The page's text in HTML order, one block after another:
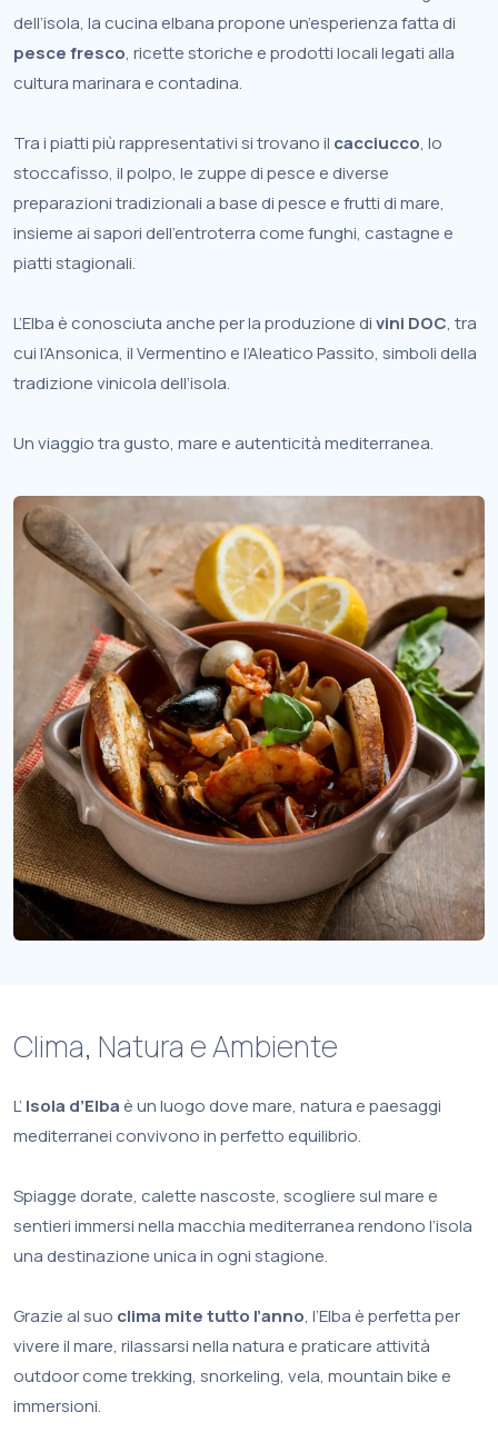
dell’isola, la cucina elbana propone un’esperienza fatta di
pesce fresco, ricette storiche e prodotti locali legati alla
cultura marinara e contadina.
Tra i piatti più rappresentativi si trovano il cacciucco, lo
stoccafisso, il polpo, le zuppe di pesce e diverse
preparazioni tradizionali a base di pesce e frutti di mare,
insieme ai sapori dell’entroterra come funghi, castagne e
piatti stagionali.
L’Elba è conosciuta anche per la produzione divini DOC, tra
cui l’Ansonica, il Vermentino e l’Aleatico Passito, simboli della
tradizione vinicola dell’isola.
Un viaggio tra gusto, mare e autenticità mediterranea.
Clima, Natura e Ambiente
L’Isola d’Elba è un luogo dove mare, natura e paesaggi
mediterranei convivono in perfetto equilibrio.
Spiagge dorate, calette nascoste, scogliere sul mare e
sentieri immersi nella macchia mediterranea rendono l’isola
una destinazione unica in ogni stagione.
Grazie al suo clima mite tutto l’anno, l’Elba è perfetta per
vivere il mare, rilassarsi nella natura e praticare attività
outdoor come trekking, snorkeling, vela, mountain bike e
immersioni.